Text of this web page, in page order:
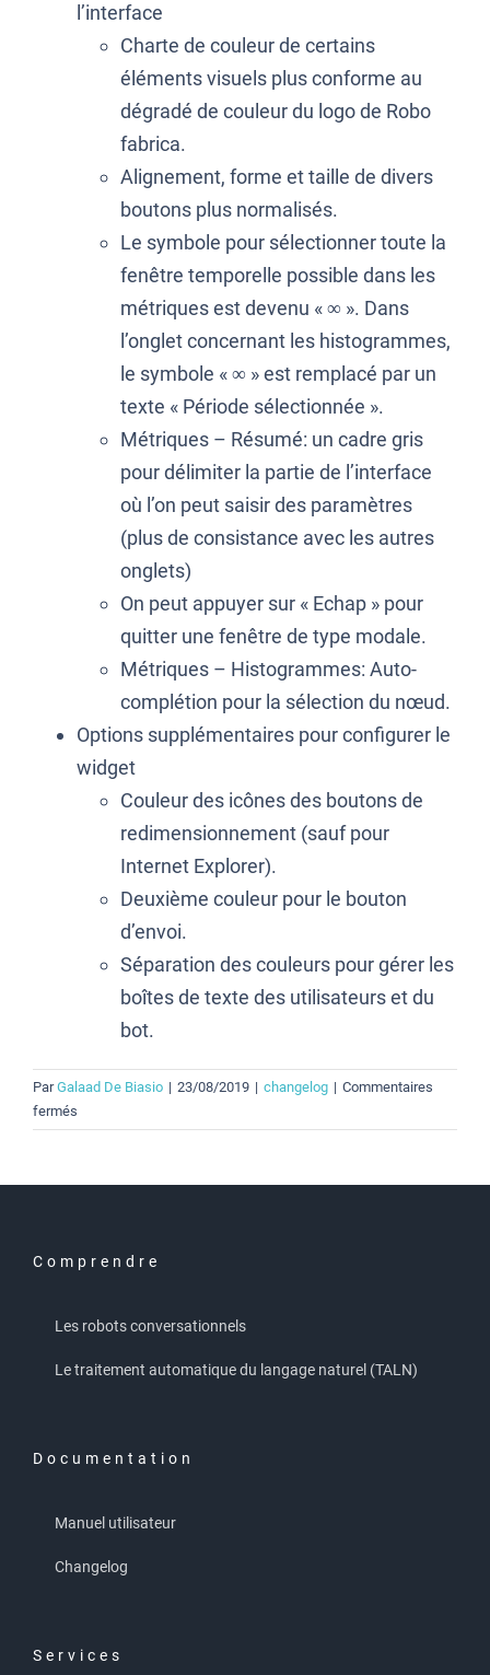
l’interface
Charte de couleur de certains
éléments visuels plus conforme au
dégradé de couleur du logo de Robo
fabrica.
Alignement, forme et taille de divers
boutons plus normalisés.
Le symbole pour sélectionner toute la
fenêtre temporelle possible dans les
métriques est devenu « ∞ ». Dans
l’onglet concernant les histogrammes,
le symbole « ∞ » est remplacé par un
texte « Période sélectionnée ».
Métriques – Résumé: un cadre gris
pour délimiter la partie de l’interface
où l’on peut saisir des paramètres
(plus de consistance avec les autres
onglets)
On peut appuyer sur « Echap » pour
quitter une fenêtre de type modale.
Métriques – Histogrammes: Auto-
complétion pour la sélection du nœud.
Options supplémentaires pour configurer le
widget
Couleur des icônes des boutons de
redimensionnement (sauf pour
Internet Explorer).
Deuxième couleur pour le bouton
d’envoi.
Séparation des couleurs pour gérer les
boîtes de texte des utilisateurs et du
bot.
ParGalaad De Biasio | 23/08/2019 | changelog | Commentaires
fermés
Changelog
Comprendre
Les robots conversationnels
Le traitement automatique du langage naturel (TALN)
Documentation
Manuel utilisateur
Changelog
Services